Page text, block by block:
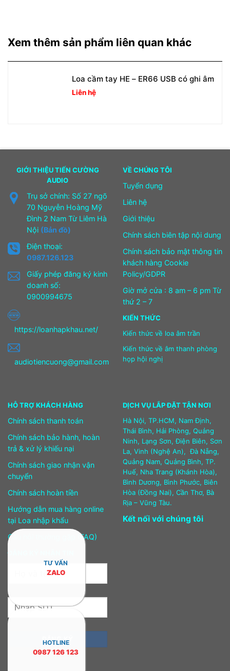
Xem thêm sản phẩm liên quan khác
Loa cầm tay HE – ER66 USB có ghi âm
Liên hệ
GIỚI THIỆU TIẾN CƯỜNG
AUDIO
Trụ sở chính: Số 27 ngõ
70 Nguyễn Hoàng Mỹ
Đình 2 Nam Từ Liêm Hà
Nội (Bản đồ)
Điện thoại:
0987.126.123
Giấy phép đăng ký kinh
doanh số:
0900994675
https://loanhapkhau.net/
audiotiencuong@gmail.com
VỀ CHÚNG TÔI
Tuyển dụng
Liên hệ
Giới thiệu
Chính sách biên tập nội dung
Chính sách bảo mật thông tin
khách hàng Cookie
Policy/GDPR
Giờ mở cửa : 8 am – 6 pm Từ
thứ 2 – 7
KIẾN THỨC
Kiến thức về loa âm trần
Kiến thức về âm thanh phòng
họp hội nghị
HỖ TRỢ KHÁCH HÀNG
Chính sách thanh toán
Chính sách bảo hành, hoàn
trả & xử lý khiếu nại
Chính sách giao nhận vận
chuyển
Chính sách hoàn tiền
Hướng dẫn mua hàng online
tại Loa nhập khẩu
Câu hỏi thường gặp (FAQ)
DỊCH VỤ LẮP ĐẶT TẬN NƠI
Hà Nội, TP.HCM, Nam Định,
Thái Bình, Hải Phòng, Quảng
Ninh, Lạng Sơn, Điện Biên, Sơn
La, Vinh (Nghệ An), Đà Nẵng,
Quảng Nam, Quảng Bình, TP.
Huế, Nha Trang (Khánh Hòa),
Bình Dương, Bình Phước, Biên
Hòa (Đồng Nai), Cần Thơ, Bà
Rịa – Vũng Tàu.
Kết nối với chúng tôi
TƯ VẤN
ZALO
HOTLINE
0987 126 123